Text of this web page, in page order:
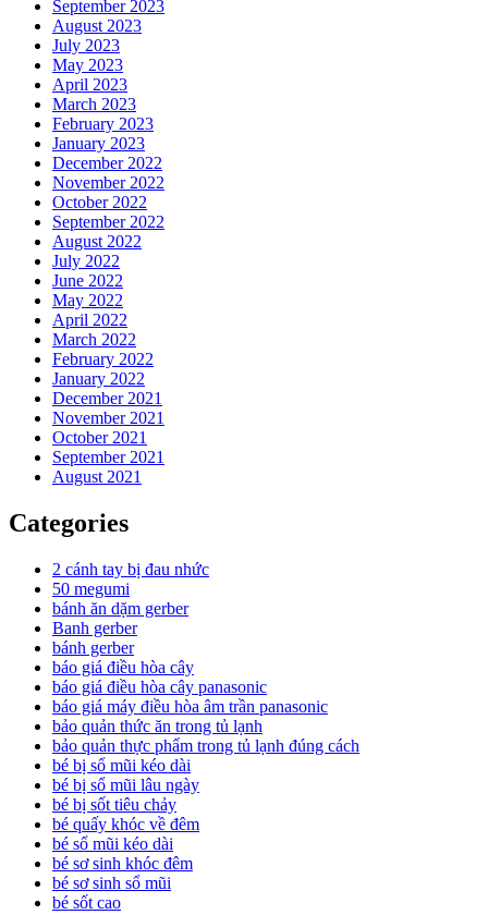
September 2023
August 2023
July 2023
May 2023
April 2023
March 2023
February 2023
January 2023
December 2022
November 2022
October 2022
September 2022
August 2022
July 2022
June 2022
May 2022
April 2022
March 2022
February 2022
January 2022
December 2021
November 2021
October 2021
September 2021
August 2021
Categories
2 cánh tay bị đau nhức
50 megumi
bánh ăn dặm gerber
Banh gerber
bánh gerber
báo giá điều hòa cây
báo giá điều hòa cây panasonic
báo giá máy điều hòa âm trần panasonic
bảo quản thức ăn trong tủ lạnh
bảo quản thực phẩm trong tủ lạnh đúng cách
bé bị sổ mũi kéo dài
bé bị sổ mũi lâu ngày
bé bị sốt tiêu chảy
bé quấy khóc về đêm
bé sổ mũi kéo dài
bé sơ sinh khóc đêm
bé sơ sinh sổ mũi
bé sốt cao